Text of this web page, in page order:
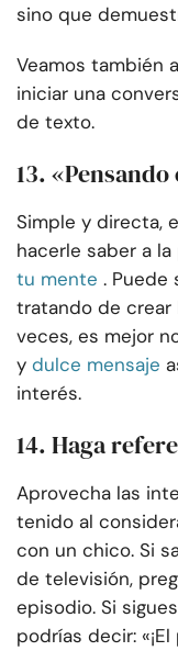
sino que
Veamos también
iniciar una
de texto.
13.
Simple y directa,
hacerle saber a
tu mente . Puede
tratando de crear
veces, es mejor
y dulce mensaje
interés.
14. Haga
Aprovecha las
tenido al
con un chico. Si
de televisión,
episodio. Si
podrías decir: